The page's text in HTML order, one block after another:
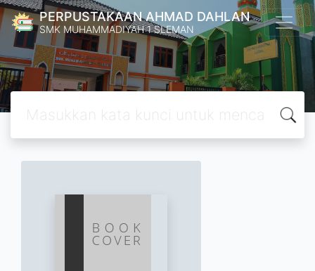
PERPUSTAKAAN AHMAD DAHLAN
SMK MUHAMMADIYAH 1 SLEMAN